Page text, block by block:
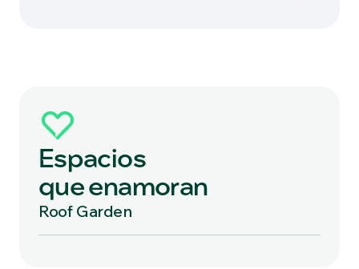
Espacios
que enamoran
Roof Garden